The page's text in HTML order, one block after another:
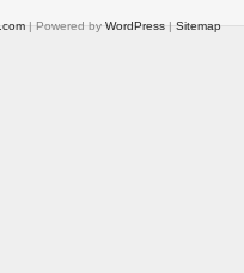
| Powered byWordPress|Sitemap